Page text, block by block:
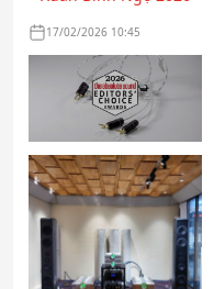
17/02/2026 10:45